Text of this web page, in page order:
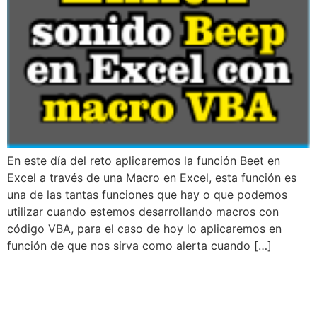
En este día del reto aplicaremos la función Beet en
Excel a través de una Macro en Excel, esta función es
una de las tantas funciones que hay o que podemos
utilizar cuando estemos desarrollando macros con
código VBA, para el caso de hoy lo aplicaremos en
función de que nos sirva como alerta cuando […]